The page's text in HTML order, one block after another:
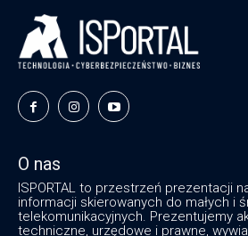
O nas
ISPORTAL to przestrzeń prezentacji
informacji skierowanych do małych i
telekomunikacyjnych. Prezentujemy
techniczne, urzędowe i prawne,